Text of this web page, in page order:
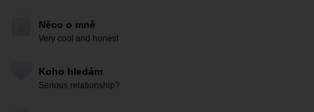
Něco o mně
Very cool and honest
Koho hledám
Serious relationship?